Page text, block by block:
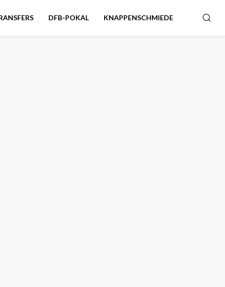
DFB-POKAL KNAPPENSCHMIEDE